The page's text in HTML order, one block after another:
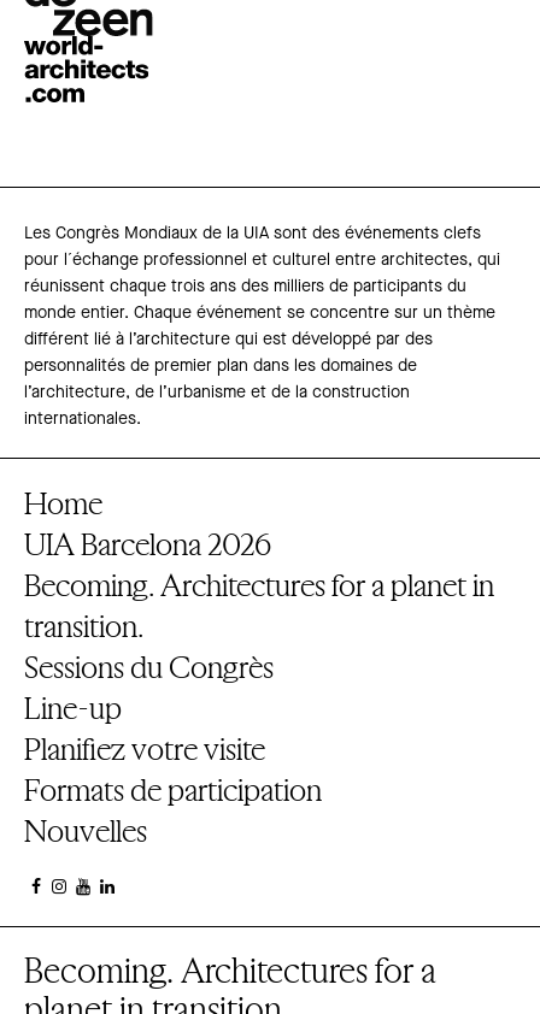
Les Congrès Mondiaux de la UIA sont des événements clefs
pour l´échange professionnel et culturel entre architectes, qui
réunissent chaque trois ans des milliers de participants du
monde entier. Chaque événement se concentre sur un thème
différent lié à l’architecture qui est développé par des
personnalités de premier plan dans les domaines de
l’architecture, de l’urbanisme et de la construction
internationales.
Home
UIA Barcelona 2026
Becoming. Architectures for a planet in
transition.
Sessions du Congrès
Line-up
Planifiez votre visite
Formats de participation
Nouvelles
Becoming. Architectures for a